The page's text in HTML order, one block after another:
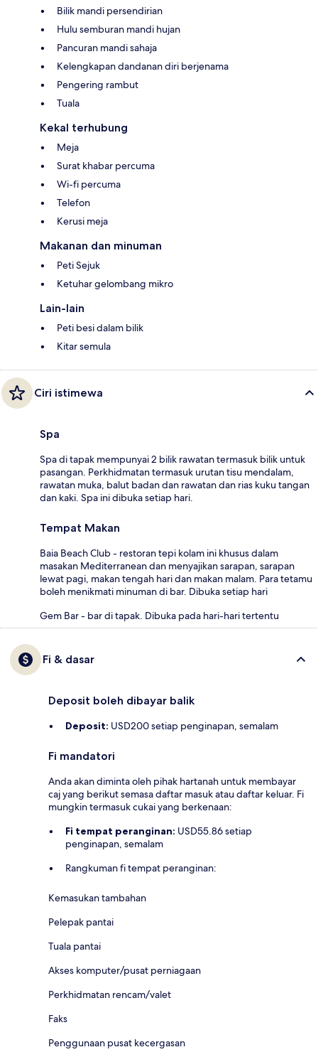
Bilik mandi persendirian
Hulu semburan mandi hujan
Pancuran mandi sahaja
Kelengkapan dandanan diri berjenama
Pengering rambut
Tuala
Kekal terhubung
Meja
Surat khabar percuma
Wi-fi percuma
Telefon
Kerusi meja
Makanan dan minuman
Peti Sejuk
Ketuhar gelombang mikro
Lain-lain
Peti besi dalam bilik
Kitar semula
Ciri istimewa
Spa
Spa di tapak mempunyai 2 bilik rawatan termasuk bilik untuk
pasangan. Perkhidmatan termasuk urutan tisu mendalam,
rawatan muka, balut badan dan rawatan dan rias kuku tangan
dan kaki. Spa ini dibuka setiap hari.
Tempat Makan
Baia Beach Club - restoran tepi kolam ini khusus dalam
masakan Mediterranean dan menyajikan sarapan, sarapan
lewat pagi, makan tengah hari dan makan malam. Para tetamu
boleh menikmati minuman di bar. Dibuka setiap hari
Gem Bar - bar di tapak. Dibuka pada hari-hari tertentu
Fi & dasar
Deposit boleh dibayar balik
Deposit: USD200 setiap penginapan, semalam
Fi mandatori
Anda akan diminta oleh pihak hartanah untuk membayar
caj yang berikut semasa daftar masuk atau daftar keluar. Fi
mungkin termasuk cukai yang berkenaan:
Fi tempat peranginan: USD55.86 setiap
penginapan, semalam
Rangkuman fi tempat peranginan:
Kemasukan tambahan
Pelepak pantai
Tuala pantai
Akses komputer/pusat perniagaan
Perkhidmatan rencam/valet
Faks
Penggunaan pusat kecergasan